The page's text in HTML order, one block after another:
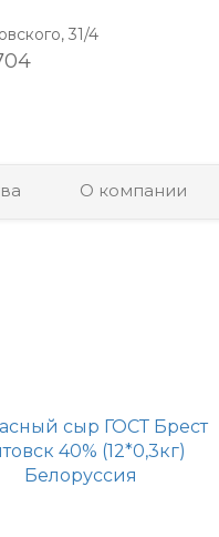
31/4
О компании
сыр ГОСТ Брест
40% (12*0,3кг)
Белоруссия